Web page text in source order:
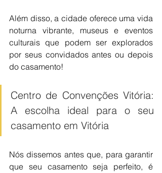
Além disso, a cidade oferece uma vida
noturna vibrante, museus e eventos
culturais que podem ser explorados
por seus convidados antes ou depois
do casamento!
Centro de Convenções Vitória:
A escolha ideal para o seu
casamento em Vitória
Nós dissemos antes que, para garantir
que seu casamento seja perfeito, é